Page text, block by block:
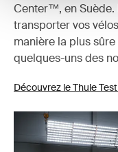
Center™, en Suède.
transporter vos
manière la plus
quelques-uns des
Découvrez le Thule